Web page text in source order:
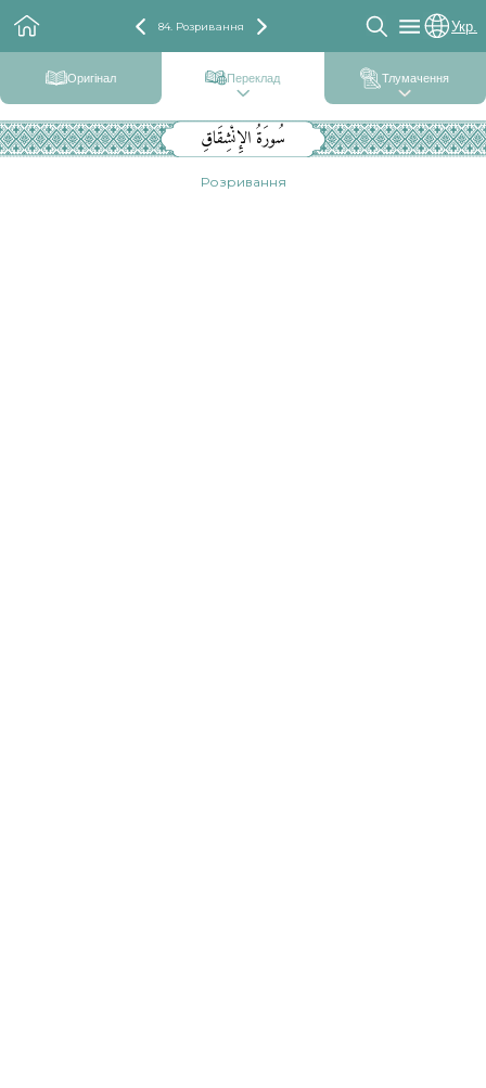
84. Розривання Укр.
Оригінал Переклад Тлумачення
سُورَةُ الإِنْشِقَاقِ
Розривання